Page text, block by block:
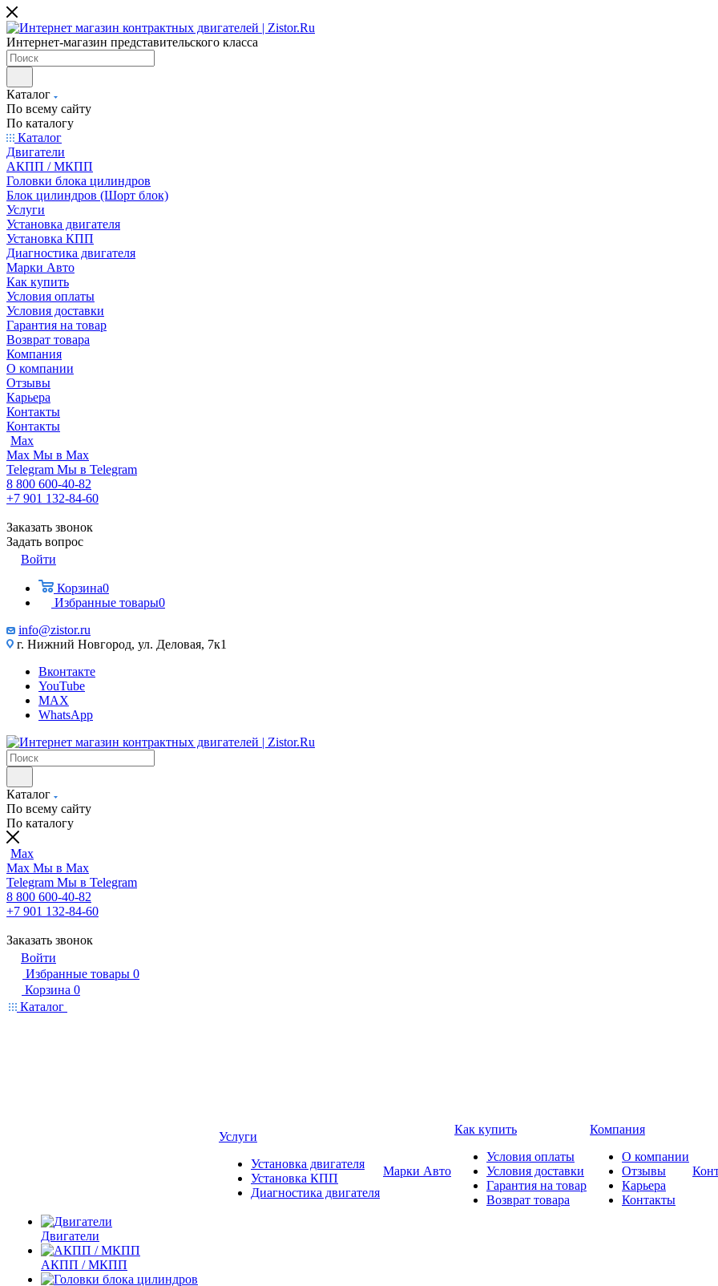
Интернет-магазин представительского класса
Каталог
По всему сайту
По каталогу
Каталог
Двигатели
АКПП / МКПП
Головки блока цилиндров
Блок цилиндров (Шорт блок)
Услуги
Установка двигателя
Установка КПП
Диагностика двигателя
Марки Авто
Как купить
Условия оплаты
Условия доставки
Гарантия на товар
Возврат товара
Компания
О компании
Отзывы
Карьера
Контакты
Контакты
Max
Max Мы в Max
Telegram Мы в Telegram
8 800 600-40-82
+7 901 132-84-60
Заказать звонок
Задать вопрос
Войти
Корзина0
Избранные товары0
info@zistor.ru
г. Нижний Новгород, ул. Деловая, 7к1
Вконтакте
YouTube
MAX
WhatsApp
Каталог
По всему сайту
По каталогу
Max
Max Мы в Max
Telegram Мы в Telegram
8 800 600-40-82
+7 901 132-84-60
Заказать звонок
Войти
Избранные товары 0
Корзина 0
Каталог
Двигатели
АКПП / МКПП
Услуги
Установка двигателя
Установка КПП
Диагностика двигателя
Марки Авто
Как купить
Условия оплаты
Условия доставки
Гарантия на товар
Возврат товара
Компания
О компании
Отзывы
Карьера
Контакты